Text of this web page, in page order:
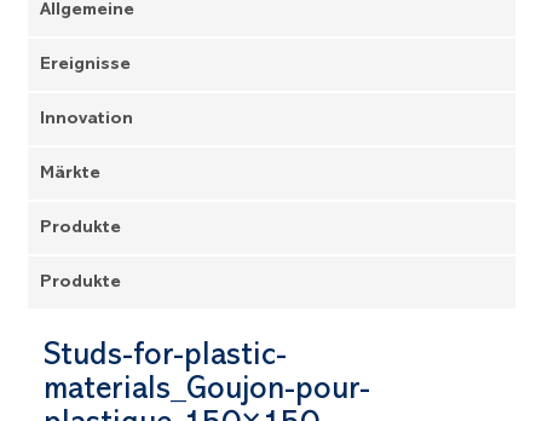
Allgemeine
Ereignisse
Innovation
Märkte
Produkte
Produkte
Studs-for-plastic-
materials_Goujon-pour-